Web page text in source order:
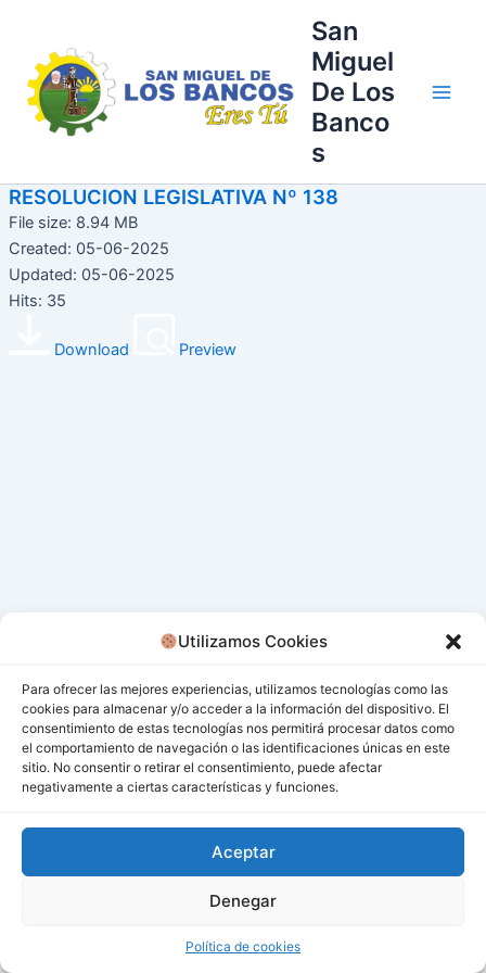
Utilizamos Cookies
Para ofrecer las mejores experiencias, utilizamos tecnologías como las
cookies para almacenar y/o acceder a la información del dispositivo. El
consentimiento de estas tecnologías nos permitirá procesar datos como
el comportamiento de navegación o las identificaciones únicas en este
sitio. No consentir o retirar el consentimiento, puede afectar
negativamente a ciertas características y funciones.
Aceptar
Denegar
Política de cookies
contenido
San
Miguel
De Los
Banco
s
RESOLUCION LEGISLATIVA Nº 138
File size: 8.94 MB
Created: 05-06-2025
Updated: 05-06-2025
Hits: 35
Download Preview
Todos los derechos © 2026 San Miguel De Los Bancos |